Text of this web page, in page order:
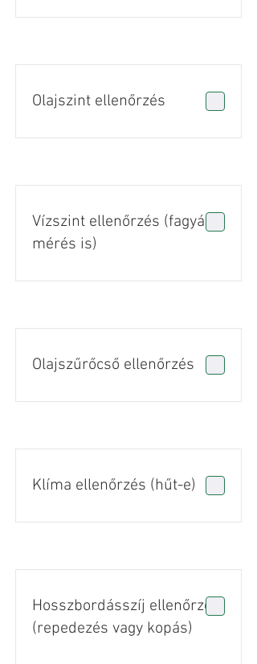
Olajszint ellenőrzés
Vízszint ellenőrzés (fagyálló
mérés is)
Olajszűrőcső ellenőrzés
Klíma ellenőrzés (hűt-e)
Hosszbordásszíj ellenőrzés
(repedezés vagy kopás)